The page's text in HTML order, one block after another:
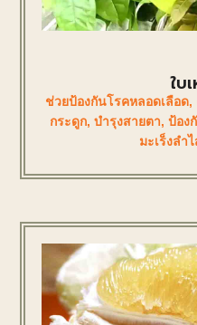
ใบ
ช่วยป้องกันโรคหลอดเลือด,
กระดูก, บำรุงสายตา, ป้อง
มะเร็งลำ